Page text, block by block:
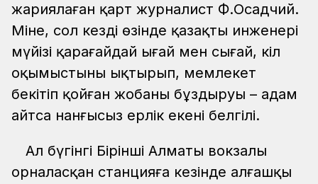
жариялаған қарт журналист Ф.Осадчий.
Міне, сол кездің өзінде қазақтың инженері
мүйізі қарағайдай ығай мен сығай, кіл
оқымыстыны ықтырып, мемлекет
бекітіп қойған жобаны бұздыруы – адам
айтса нанғысыз ерлік екені белгілі.
Ал бүгінгі Бірінші Алматы вокзалы
орналасқан станцияға кезінде алғашқы